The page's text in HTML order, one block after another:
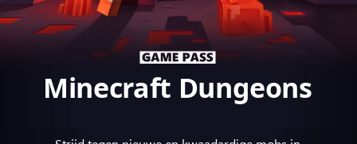
Minecraft Dungeons